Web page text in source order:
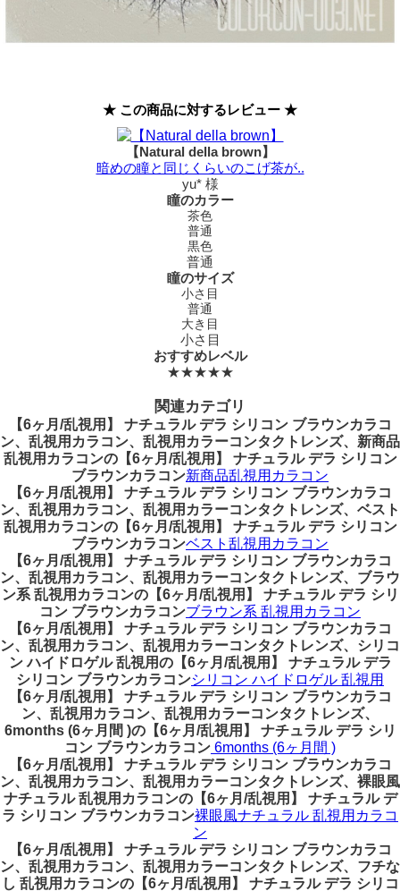
★ この商品に対するレビュー ★
【Natural della brown】
暗めの瞳と同じくらいのこげ茶が..
yu* 様
瞳のカラー
茶色
普通
黒色
普通
瞳のサイズ
小さ目
普通
大き目
小さ目
おすすめレベル
★★★★★
関連カテゴリ
【6ヶ月/乱視用】 ナチュラル デラ シリコン ブラウンカラコ
ン、乱視用カラコン、乱視用カラーコンタクトレンズ、新商品
乱視用カラコンの【6ヶ月/乱視用】 ナチュラル デラ シリコン
ブラウンカラコン新商品乱視用カラコン
【6ヶ月/乱視用】 ナチュラル デラ シリコン ブラウンカラコ
ン、乱視用カラコン、乱視用カラーコンタクトレンズ、ベスト
乱視用カラコンの【6ヶ月/乱視用】 ナチュラル デラ シリコン
ブラウンカラコンベスト乱視用カラコン
【6ヶ月/乱視用】 ナチュラル デラ シリコン ブラウンカラコ
ン、乱視用カラコン、乱視用カラーコンタクトレンズ、ブラウ
ン系 乱視用カラコンの【6ヶ月/乱視用】 ナチュラル デラ シリ
コン ブラウンカラコンブラウン系 乱視用カラコン
【6ヶ月/乱視用】 ナチュラル デラ シリコン ブラウンカラコ
ン、乱視用カラコン、乱視用カラーコンタクトレンズ、シリコ
ン ハイドロゲル 乱視用の【6ヶ月/乱視用】 ナチュラル デラ
シリコン ブラウンカラコンシリコン ハイドロゲル 乱視用
【6ヶ月/乱視用】 ナチュラル デラ シリコン ブラウンカラコ
ン、乱視用カラコン、乱視用カラーコンタクトレンズ、
6months (6ヶ月間 )の【6ヶ月/乱視用】 ナチュラル デラ シリ
コン ブラウンカラコン 6months (6ヶ月間 )
【6ヶ月/乱視用】 ナチュラル デラ シリコン ブラウンカラコ
ン、乱視用カラコン、乱視用カラーコンタクトレンズ、裸眼風
ナチュラル 乱視用カラコンの【6ヶ月/乱視用】 ナチュラル デ
ラ シリコン ブラウンカラコン裸眼風ナチュラル 乱視用カラコ
ン
【6ヶ月/乱視用】 ナチュラル デラ シリコン ブラウンカラコ
ン、乱視用カラコン、乱視用カラーコンタクトレンズ、フチな
し 乱視用カラコンの【6ヶ月/乱視用】 ナチュラル デラ シリコ